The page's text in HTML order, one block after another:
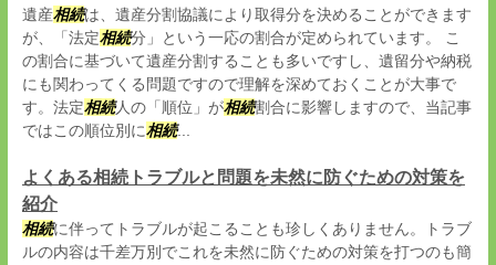
遺産相続は、遺産分割協議により取得分を決めることができます
が、「法定相続分」という一応の割合が定められています。 こ
の割合に基づいて遺産分割することも多いですし、遺留分や納税
にも関わってくる問題ですので理解を深めておくことが大事で
す。法定相続人の「順位」が相続割合に影響しますので、当記事
ではこの順位別に相続...
よくある相続トラブルと問題を未然に防ぐための対策を
紹介
相続に伴ってトラブルが起こることも珍しくありません。トラブ
ルの内容は千差万別でこれを未然に防ぐための対策を打つのも簡